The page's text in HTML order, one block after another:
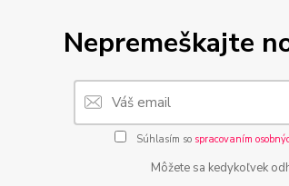
Nepremeškajte
Súhlasím so spracovaním
Môžete sa kedykoľvek